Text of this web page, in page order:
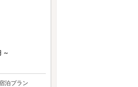
～
泊プラン